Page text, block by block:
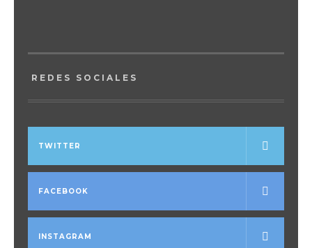
REDES SOCIALES
TWITTER
FACEBOOK
INSTAGRAM